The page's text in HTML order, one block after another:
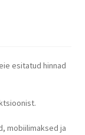
esitatud hinnad
mobiilimaksed ja